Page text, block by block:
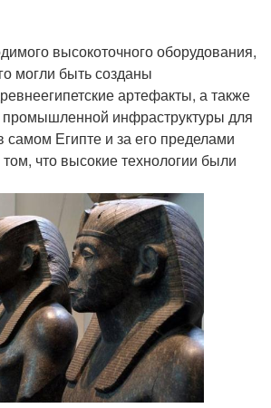
высокоточного оборудования,
могли быть созданы
артефакты, а также
промышленной инфраструктуры для
самом Египте и за его пределами
что высокие технологии были